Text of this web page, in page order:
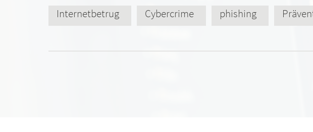
Internetbetrug
Cybercrime phishing